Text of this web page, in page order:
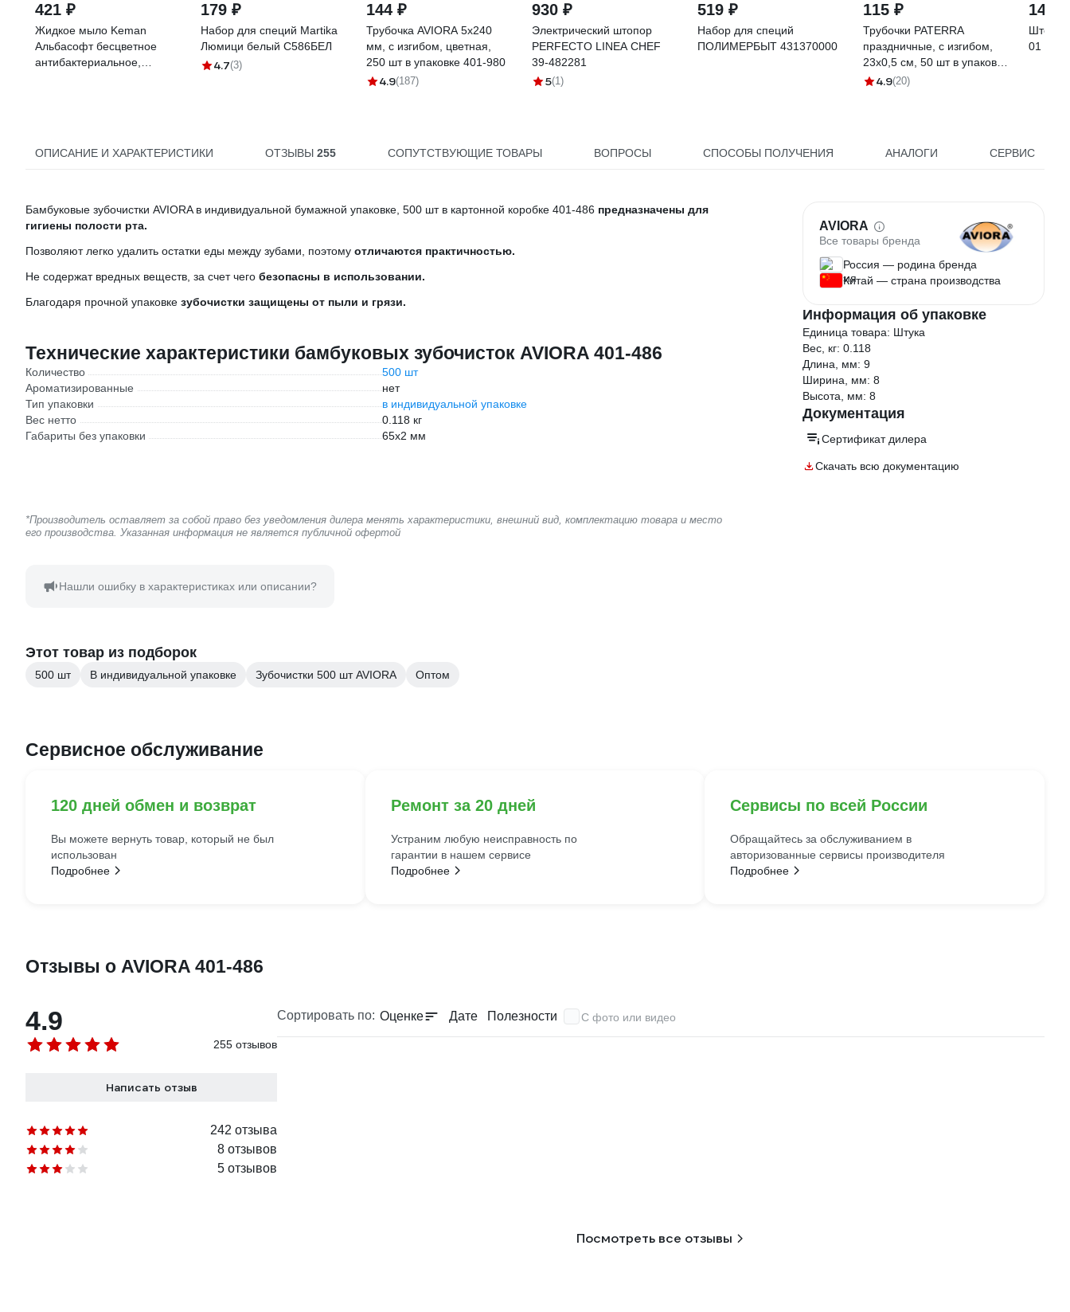
421 ₽
Жидкое мыло Keman
Альбасофт бесцветное
антибактериальное,
179 ₽
Набор для специй Martika
Люмици белый С586БЕЛ
4.7(3)
144 ₽
Трубочка AVIORA 5x240
мм, с изгибом, цветная,
250 шт в упаковке 401-980
4.9(187)
930 ₽
Электрический штопор
PERFECTO LINEA CHEF
39-482281
5(1)
519 ₽
Набор для специй
ПОЛИМЕРБЫТ 431370000
115 ₽
Трубочки PATERRA
праздничные, с изгибом,
23x0,5 см, 50 шт в упаковке
401-268
4.9(20)
149 ₽
Штопор
01
ОПИСАНИЕ И ХАРАКТЕРИСТИКИ ОТЗЫВЫ 255 СОПУТСТВУЮЩИЕ ТОВАРЫ ВОПРОСЫ СПОСОБЫ ПОЛУЧЕНИЯ АНАЛОГИ СЕРВИС
Бамбуковые зубочистки AVIORA в индивидуальной бумажной упаковке, 500 шт в картонной коробке 401-486 предназначены для
гигиены полости рта.
Позволяют легко удалить остатки еды между зубами, поэтому отличаются практичностью.
Не содержат вредных веществ, за счет чего безопасны в использовании.
Благодаря прочной упаковке зубочистки защищены от пыли и грязи.
Технические характеристики бамбуковых зубочисток AVIORA 401-486
Количество
500 шт
Ароматизированные
нет
Тип упаковки
в индивидуальной упаковке
Вес нетто
0.118 кг
Габариты без упаковки
65x2 мм
*Производитель оставляет за собой право без уведомления дилера менять характеристики, внешний вид, комплектацию товара и место
его производства. Указанная информация не является публичной офертой
Нашли ошибку в характеристиках или описании?
AVIORA
Все товары бренда
Россия — родина бренда
Китай — страна производства
Информация об упаковке
Единица товара: Штука
Вес, кг: 0.118
Длина, мм: 9
Ширина, мм: 8
Высота, мм: 8
Документация
Сертификат дилера
Скачать всю документацию
Этот товар из подборок
500 шт В индивидуальной упаковке Зубочистки 500 шт AVIORA Оптом
Сервисное обслуживание
120 дней обмен и возврат
Вы можете вернуть товар, который не был
использован
Подробнее
Ремонт за 20 дней
Устраним любую неисправность по
гарантии в нашем сервисе
Подробнее
Сервисы по всей России
Обращайтесь за обслуживанием в
авторизованные сервисы производителя
Подробнее
Отзывы о AVIORA 401-486
4.9
255 отзывов
Написать отзыв
242 отзыва
8 отзывов
5 отзывов
Сортировать по: Оценке Дате Полезности С фото или видео
Посмотреть все отзывы